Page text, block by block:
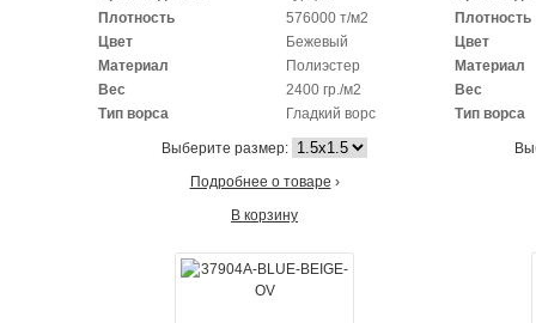
Плотность
576000 т/м2
Цвет
Бежевый
Материал
Полиэстер
Вес
2400 гр./м2
Тип ворса
Гладкий ворс
Выберите размер:
Подробнее о товаре ›
В корзину
Плотность
Цвет
Материал
Вес
Тип ворса